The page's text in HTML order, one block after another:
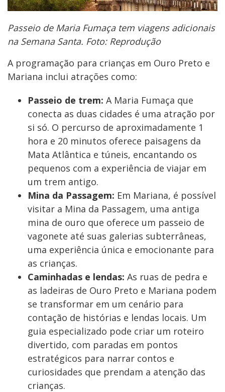
Passeio de Maria Fumaça tem viagens adicionais
na Semana Santa. Foto: Reprodução
A programação para crianças em Ouro Preto e
Mariana inclui atrações como:
Passeio de trem: A Maria Fumaça que
conecta as duas cidades é uma atração por
si só. O percurso de aproximadamente 1
hora e 20 minutos oferece paisagens da
Mata Atlântica e túneis, encantando os
pequenos com a experiência de viajar em
um trem antigo.
Mina da Passagem: Em Mariana, é possível
visitar a Mina da Passagem, uma antiga
mina de ouro que oferece um passeio de
vagonete até suas galerias subterrâneas,
uma experiência única e emocionante para
as crianças.
Caminhadas e lendas: As ruas de pedra e
as ladeiras de Ouro Preto e Mariana podem
se transformar em um cenário para
contação de histórias e lendas locais. Um
guia especializado pode criar um roteiro
divertido, com paradas em pontos
estratégicos para narrar contos e
curiosidades que prendam a atenção das
crianças.